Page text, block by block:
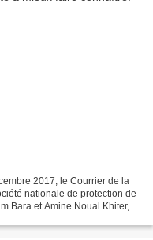
2017, le Courrier de la
nationale de protection de
Bara et Amine Noual Khiter,